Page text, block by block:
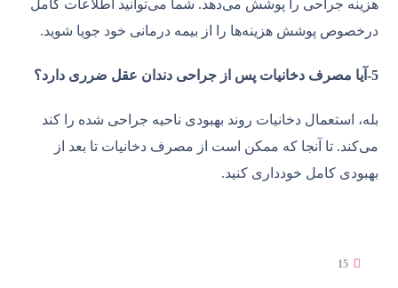
هزینه جراحی را پوشش می‌دهد. شما می‌توانید اطلاعات کامل
درخصوص پوشش هزینه‌ها را از بیمه درمانی خود جویا شوید.
5-آیا مصرف دخانیات پس ‌از جراحی دندان عقل ضرری دارد؟
بله، استعمال دخانیات روند بهبودی ناحیه جراحی شده را کند
می‌کند. تا آنجا که ممکن است از مصرف دخانیات تا بعد از
بهبودی کامل خودداری کنید.
15